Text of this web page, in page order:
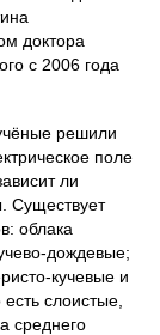
доктора
с 2006 года
решили
поле
ли
Существует
облака
дождевые;
кучевые и
слоистые,
среднего